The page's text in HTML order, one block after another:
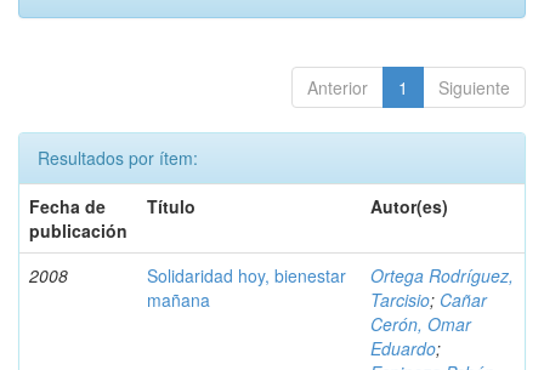
Anterior 1 Siguiente
Resultados por ítem:
Fecha de
publicación
Título Autor(es)
2008
Solidaridad hoy, bienestar
mañana
Ortega Rodríguez,
Tarcisio; Cañar
Cerón, Omar
Eduardo;